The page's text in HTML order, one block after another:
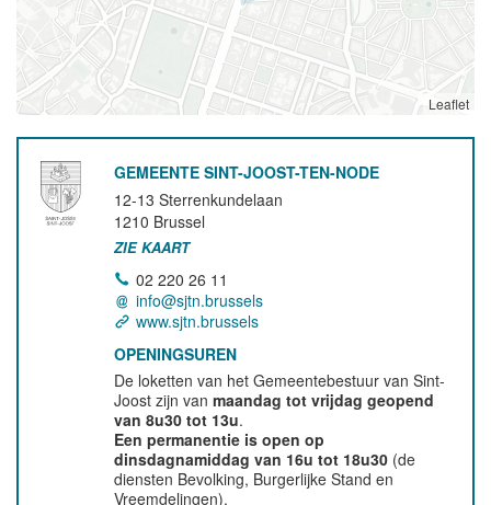
Leaflet
GEMEENTE SINT-JOOST-TEN-NODE
12-13 Sterrenkundelaan
1210 Brussel
ZIE KAART
02 220 26 11
info@sjtn.brussels
www.sjtn.brussels
OPENINGSUREN
De loketten van het Gemeentebestuur van Sint-
Joost zijn vanmaandag tot vrijdag geopend
van 8u30 tot 13u.
Een permanentie is open op
dinsdagnamiddag van 16u tot 18u30 (de
diensten Bevolking, Burgerlijke Stand en
Vreemdelingen).